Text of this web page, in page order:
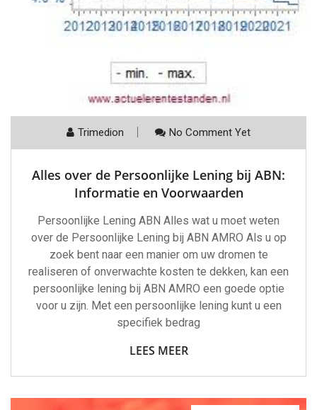
Trimedion No Comment Yet
Alles over de Persoonlijke Lening bij ABN:
Informatie en Voorwaarden
Persoonlijke Lening ABN Alles wat u moet weten
over de Persoonlijke Lening bij ABN AMRO Als u op
zoek bent naar een manier om uw dromen te
realiseren of onverwachte kosten te dekken, kan een
persoonlijke lening bij ABN AMRO een goede optie
voor u zijn. Met een persoonlijke lening kunt u een
specifiek bedrag
LEES MEER